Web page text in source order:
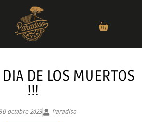
DE LOS MUERTOS
!!!
30 octobre 2023 Paradiso